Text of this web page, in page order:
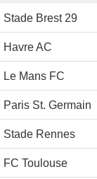
Stade Brest 29
Havre AC
Le Mans FC
Paris St. Germain
Stade Rennes
FC Toulouse